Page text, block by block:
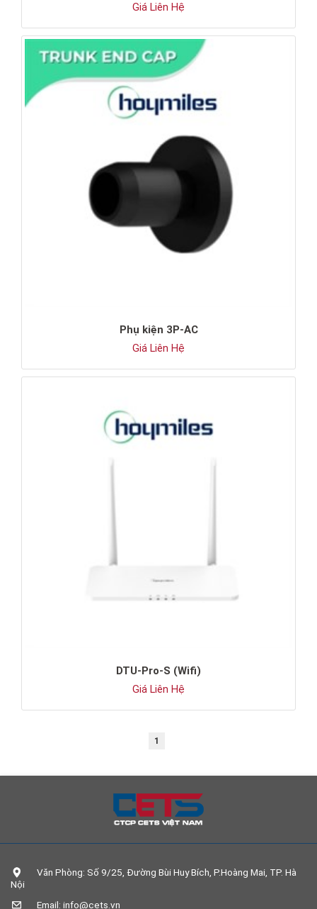
Giá Liên Hệ
Phụ kiện 3P-AC
Giá Liên Hệ
DTU-Pro-S (Wifi)
Giá Liên Hệ
1
Văn Phòng: Số 9/25, Đường Bùi Huy Bích, P.Hoàng Mai, TP. Hà
Nội
Email: info@cets.vn